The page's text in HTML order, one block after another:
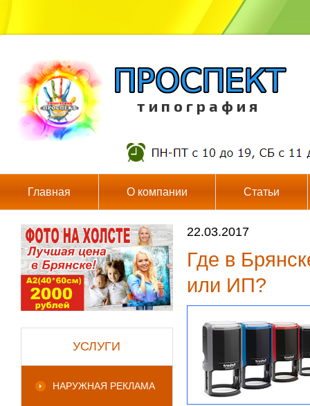
т и п о г р а ф и я
Главная О компании Статьи
УСЛУГИ
НАРУЖНАЯ РЕКЛАМА
22.03.2017
Где в
или ИП?